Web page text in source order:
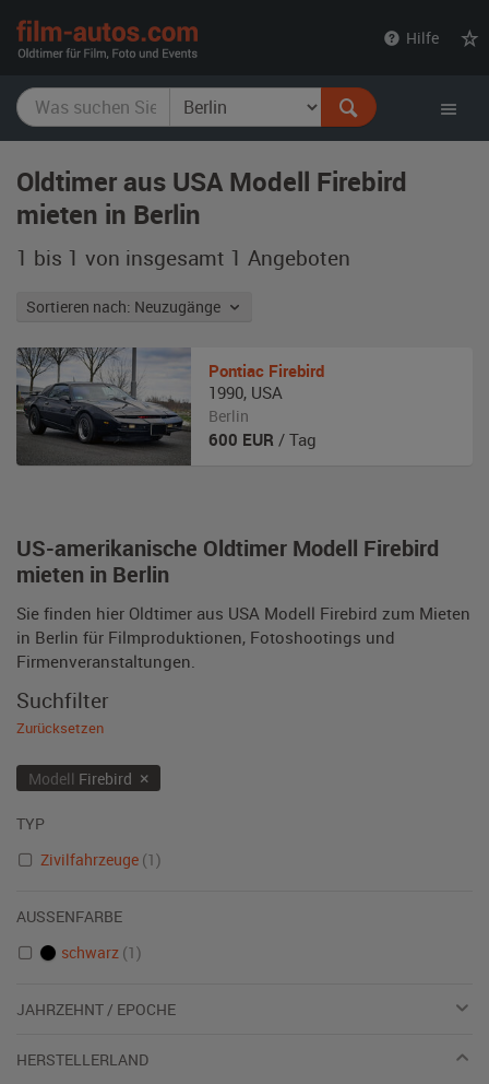
Hilfe
Oldtimer aus USA Modell Firebird
mieten in Berlin
1 bis 1 von insgesamt 1 Angeboten
Sortieren nach: Neuzugänge
US-amerikanische Oldtimer Modell Firebird
mieten in Berlin
Sie finden hier Oldtimer aus USA Modell Firebird zum Mieten
in Berlin für Filmproduktionen, Fotoshootings und
Firmenveranstaltungen.
Pontiac Firebird
1990, USA
Berlin
600 EUR / Tag
Suchfilter
Zurücksetzen
Modell Firebird ×
TYP
Zivilfahrzeuge (1)
AUSSENFARBE
schwarz (1)
JAHRZEHNT / EPOCHE
HERSTELLERLAND